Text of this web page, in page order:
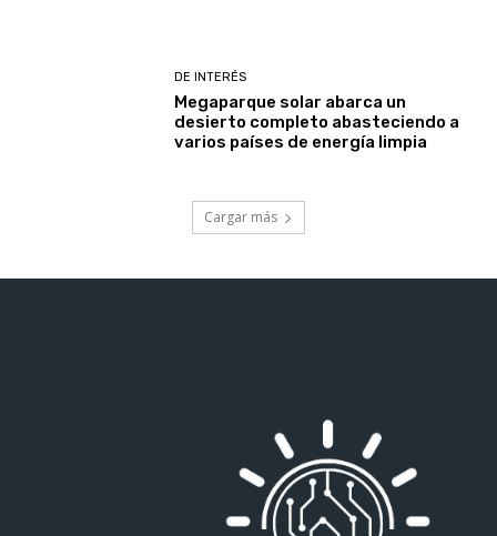
DE INTERÉS
Megaparque solar abarca un
desierto completo abasteciendo a
varios países de energía limpia
Cargar más